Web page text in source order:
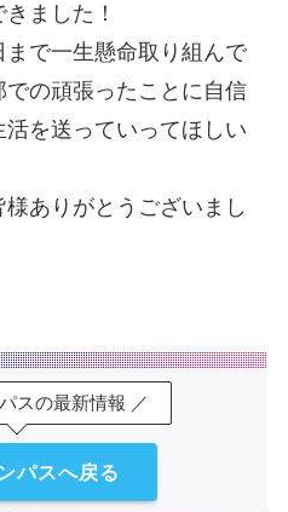
ました！
で一生懸命取り組んで
の頑張ったことに自信
を送っていってほしい
ありがとうございまし
スの最新情報 ／
パスへ戻る